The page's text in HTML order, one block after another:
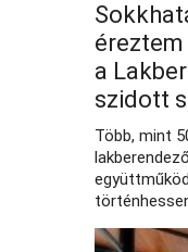
a
szidott
Több, mint